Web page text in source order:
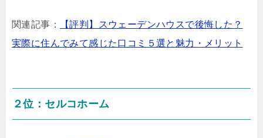
関連記事：
【評判】スウェーデンハウスで後悔した？
実際に住んでみて感じた口コミ５選と魅力・メリット
２位：セルコホーム